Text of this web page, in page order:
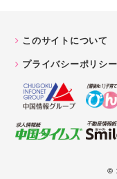
このサイトについて
プライバシーポリシー
©